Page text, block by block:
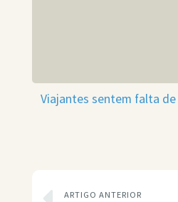
Viajantes sentem falta
ARTIGO ANTERIOR